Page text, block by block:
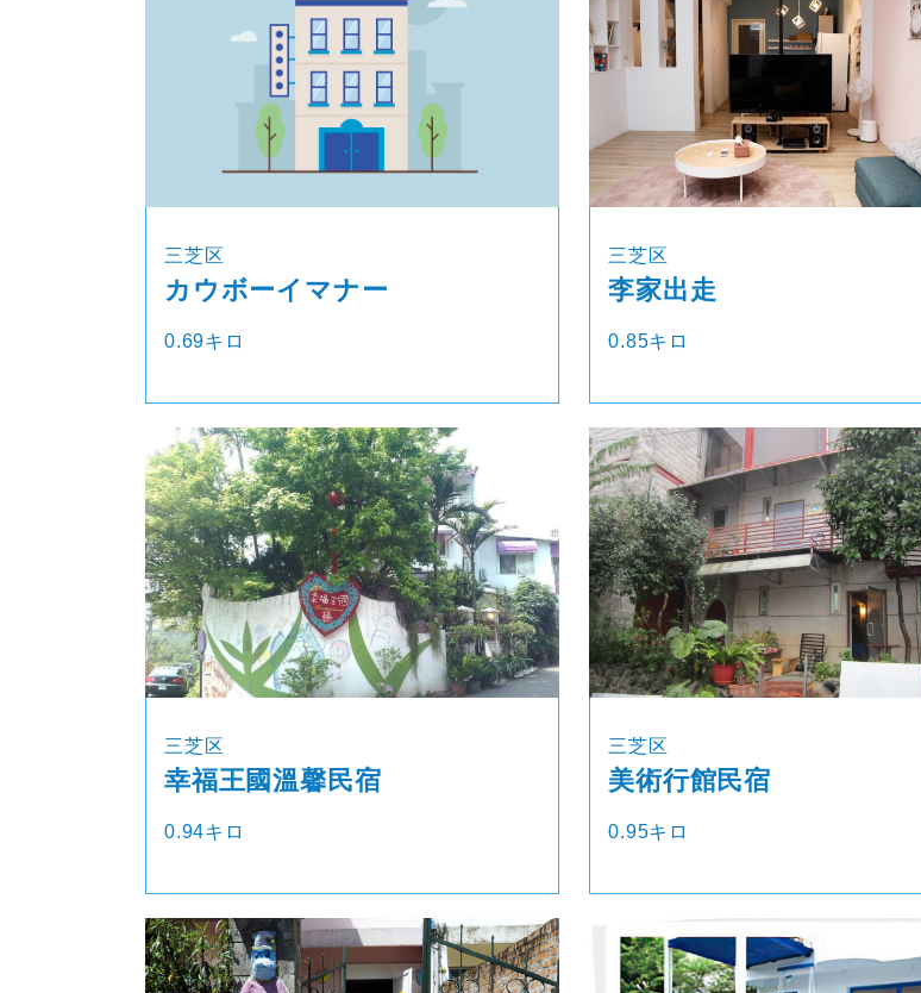
三芝区
カウボーイマナー
0.69キロ
三芝区
李家出走
0.85キロ
三芝区
幸福王國溫馨民宿
0.94キロ
三芝区
美術行館民宿
0.95キロ